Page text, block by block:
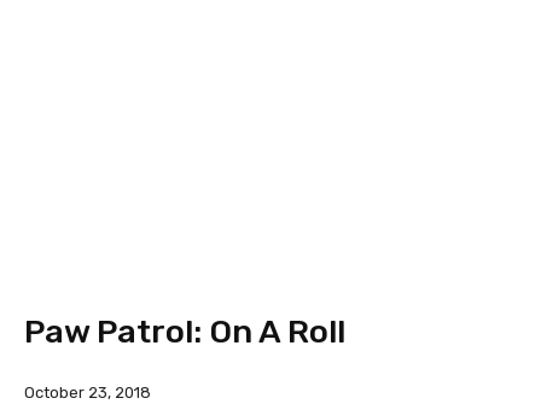
Paw Patrol: On A Roll
October 23, 2018